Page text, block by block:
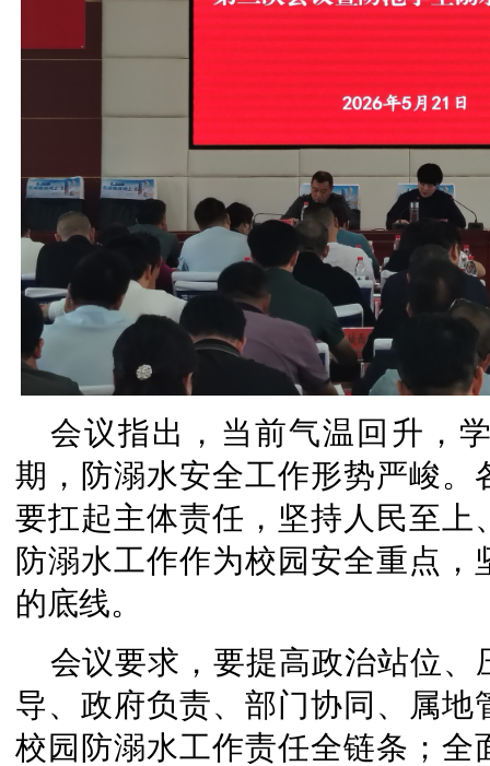
会议指出，当前气温回升，
期，防溺水安全工作形势严峻
要扛起主体责任，坚持人民至
防溺水工作作为校园安全重点
的底线。
会议要求，要提高政治站位
导、政府负责、部门协同、属
校园防溺水工作责任全链条；